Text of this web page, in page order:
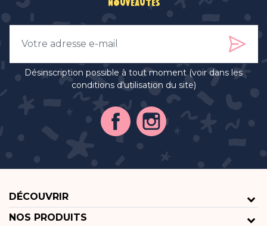
nouveautés
Désinscription possible à tout moment (voir dans les
conditions d'utilisation du site)
DÉCOUVRIR
NOS PRODUITS